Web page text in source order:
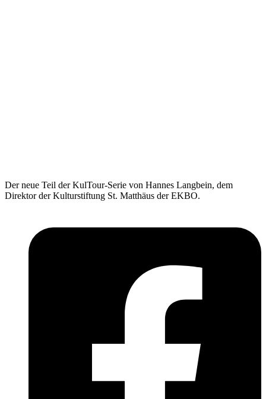
Der neue Teil der KulTour-Serie von Hannes Langbein, dem
Direktor der Kulturstiftung St. Matthäus der EKBO.